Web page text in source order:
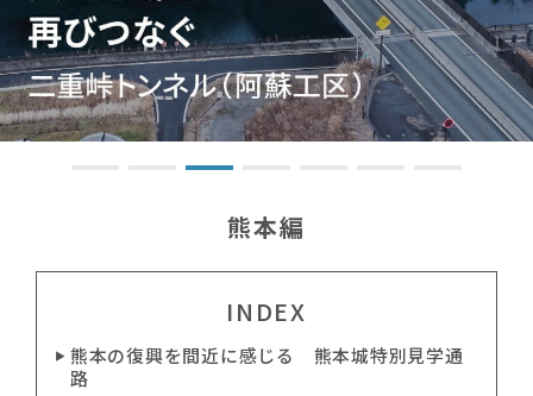
熊本編
INDEX
熊本の復興を間近に感じる 熊本城特別見学通
路